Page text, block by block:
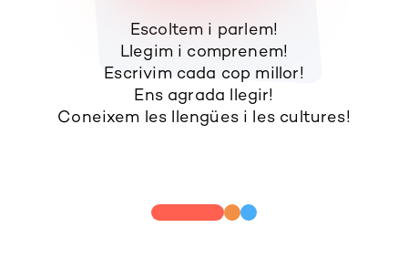
Escoltem i parlem!
Llegim i comprenem!
Escrivim cada cop millor!
Ens agrada llegir!
Coneixem les llengües i les cultures!